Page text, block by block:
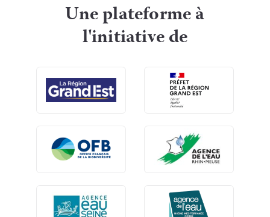
Une plateforme à
l'initiative de